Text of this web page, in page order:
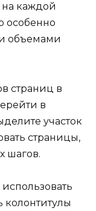
на каждой
особенно
объемами
страниц в
в
участок
страницы,
шагов.
колонтитулы